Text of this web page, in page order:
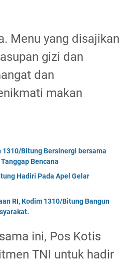
Menu yang disajikan
gizi dan
dan
makan
1310/Bitung Bersinergi bersama
Bencana
Hadiri Pada Apel Gelar
RI, Kodim 1310/Bitung Bangun
ini, Pos Kotis
TNI untuk hadir